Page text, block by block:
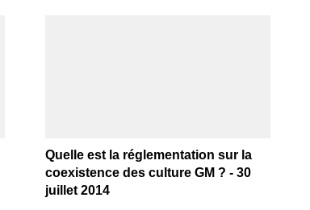
Quelle est la réglementation sur la
coexistence des culture GM ? - 30
juillet 2014